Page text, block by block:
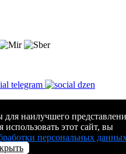
ВОРОТА"
наилучшего
этот сайт, вы
персональных